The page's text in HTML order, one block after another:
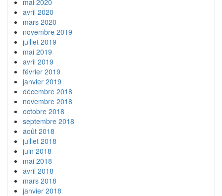
avril 2020
mars 2020
novembre 2019
juillet 2019
mai 2019
avril 2019
février 2019
janvier 2019
décembre 2018
novembre 2018
octobre 2018
septembre 2018
août 2018
juillet 2018
juin 2018
mai 2018
avril 2018
mars 2018
janvier 2018